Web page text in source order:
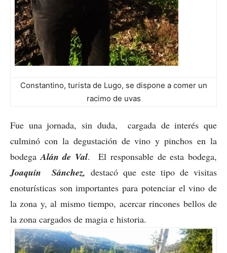
Constantino, turista de Lugo, se dispone a comer un
racimo de uvas
Fue una jornada, sin duda, cargada de interés que
culminó con la degustación de vino y pinchos en la
bodega Alán de Val.El responsable de esta bodega,
Joaquín Sánchez, destacó que este tipo de visitas
enoturísticas son importantes para potenciar el vino de
la zona y, al mismo tiempo, acercar rincones bellos de
la zona cargados de magia e historia.